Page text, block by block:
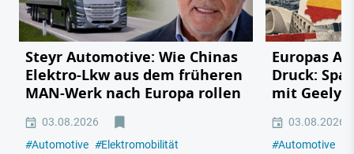
Steyr Automotive: Wie Chinas
Elektro-Lkw aus dem früheren
MAN-Werk nach Europa rollen
03.08.2026
#Automotive #Elektromobilität
Europas
Druck:
mit Geely,
03.08.2026
#Automotive